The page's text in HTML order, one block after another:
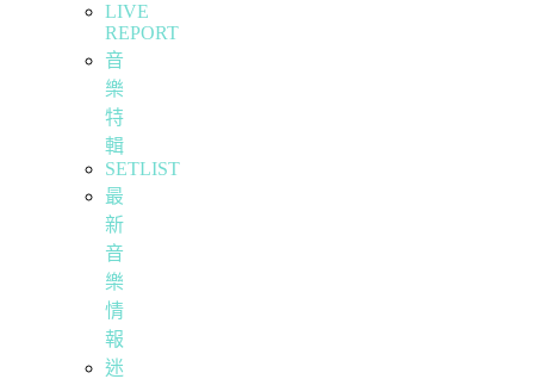
LIVE
REPORT
音
樂
特
輯
SETLIST
最
新
音
樂
情
報
迷